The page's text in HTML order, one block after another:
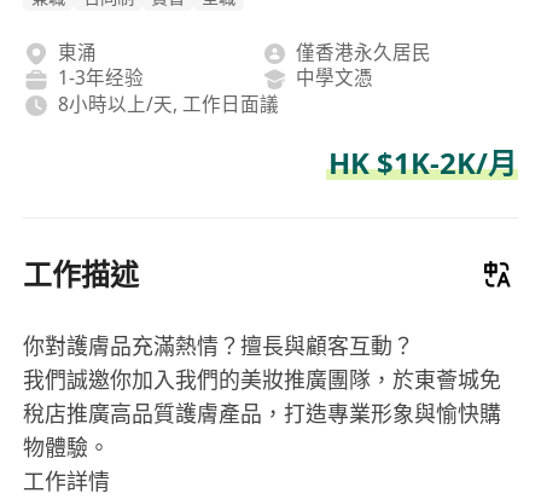
東涌
僅香港永久居民
1-3年经验
中學文憑
8小時以上/天, 工作日面議
HK $1K-2K/月
工作描述
你對護膚品充滿熱情？擅長與顧客互動？
我們誠邀你加入我們的美妝推廣團隊，於東薈城免
稅店推廣高品質護膚產品，打造專業形象與愉快購
物體驗。
工作詳情